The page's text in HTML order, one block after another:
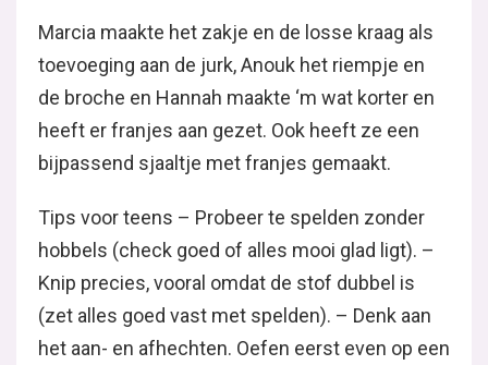
Marcia maakte het zakje en de losse kraag als
toevoeging aan de jurk, Anouk het riempje en
de broche en Hannah maakte ‘m wat korter en
heeft er franjes aan gezet. Ook heeft ze een
bijpassend sjaaltje met franjes gemaakt.
Tips voor teens – Probeer te spelden zonder
hobbels (check goed of alles mooi glad ligt). –
Knip precies, vooral omdat de stof dubbel is
(zet alles goed vast met spelden). – Denk aan
het aan- en afhechten. Oefen eerst even op een